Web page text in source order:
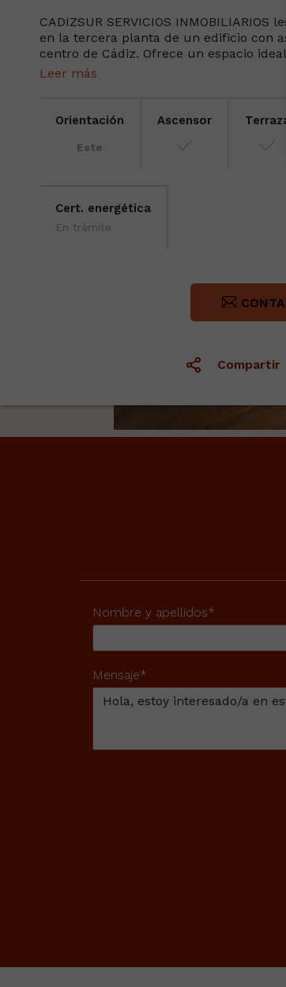
CADIZSUR SERVICIOS
en la tercera planta de un edificio con
centro de Cádiz. Ofrece un espacio
Leer más
Orientación
Este
Ascensor
Cert. energética
En trámite
Compartir
Nombre y apellidos*
Mensaje*